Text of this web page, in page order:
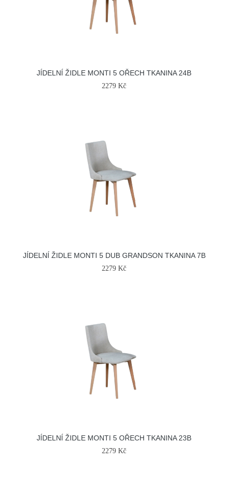
JÍDELNÍ ŽIDLE MONTI 5 OŘECH TKANINA 24B
2279 Kč
JÍDELNÍ ŽIDLE MONTI 5 DUB GRANDSON TKANINA 7B
2279 Kč
JÍDELNÍ ŽIDLE MONTI 5 OŘECH TKANINA 23B
2279 Kč